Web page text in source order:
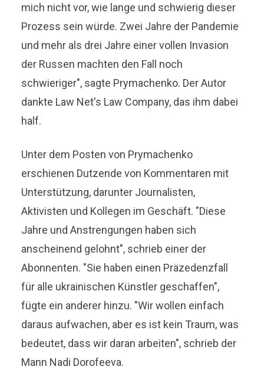
mich nicht vor, wie lange und schwierig dieser
Prozess sein würde. Zwei Jahre der Pandemie
und mehr als drei Jahre einer vollen Invasion
der Russen machten den Fall noch
schwieriger", sagte Prymachenko. Der Autor
dankte Law Net's Law Company, das ihm dabei
half.
Unter dem Posten von Prymachenko
erschienen Dutzende von Kommentaren mit
Unterstützung, darunter Journalisten,
Aktivisten und Kollegen im Geschäft. "Diese
Jahre und Anstrengungen haben sich
anscheinend gelohnt", schrieb einer der
Abonnenten. "Sie haben einen Präzedenzfall
für alle ukrainischen Künstler geschaffen",
fügte ein anderer hinzu. "Wir wollen einfach
daraus aufwachen, aber es ist kein Traum, was
bedeutet, dass wir daran arbeiten", schrieb der
Mann Nadi Dorofeeva.